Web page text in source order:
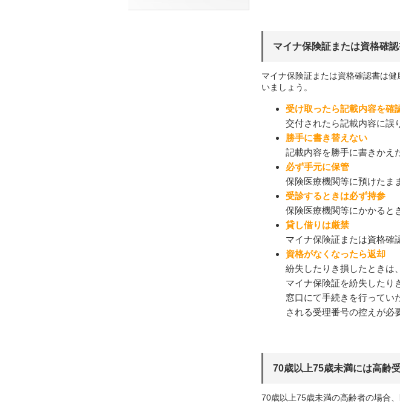
マイナ保険証または資格確
マイナ保険証または資格確認書は
いましょう。
受け取ったら記載内容を確
交付されたら記載内容に誤
勝手に書き替えない
記載内容を勝手に書きかえ
必ず手元に保管
保険医療機関等に預けたま
受診するときは必ず持参
保険医療機関等にかかると
貸し借りは厳禁
マイナ保険証または資格確
資格がなくなったら返却
紛失したりき損したときは
マイナ保険証を紛失したり
窓口にて手続きを行ってい
される受理番号の控えが必
70歳以上75歳未満には高齢
70歳以上75歳未満の高齢者の場合